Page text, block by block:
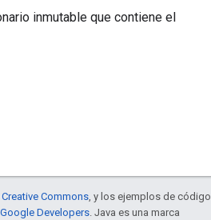
inmutable que contiene el
Commons, y los ejemplos de código
Developers. Java es una marca